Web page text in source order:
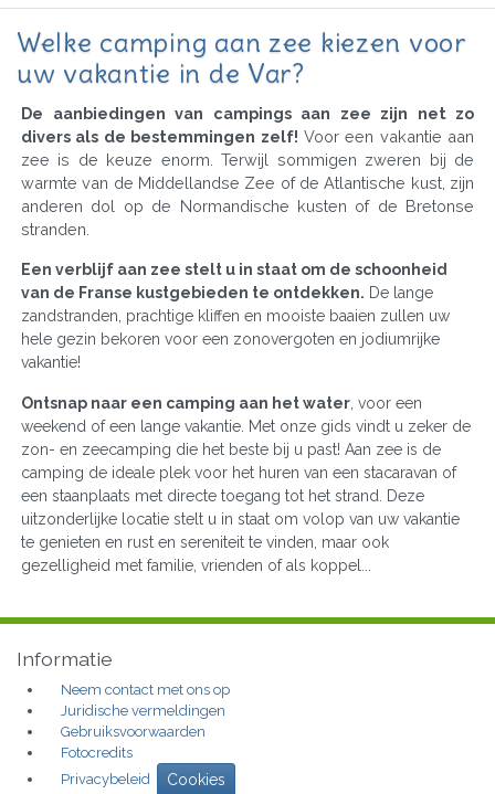
Welke camping aan zee kiezen voor
uw vakantie in de Var?
De aanbiedingen van campings aan zee zijn net zo
divers als de bestemmingen zelf! Voor een vakantie aan
zee is de keuze enorm. Terwijl sommigen zweren bij de
warmte van de Middellandse Zee of de Atlantische kust, zijn
anderen dol op de Normandische kusten of de Bretonse
stranden.
Een verblijf aan zee stelt u in staat om de schoonheid
van de Franse kustgebieden te ontdekken. De lange
zandstranden, prachtige kliffen en mooiste baaien zullen uw
hele gezin bekoren voor een zonovergoten en jodiumrijke
vakantie!
Ontsnap naar een camping aan het water , voor een
weekend of een lange vakantie. Met onze gids vindt u zeker de
zon- en zeecamping die het beste bij u past! Aan zee is de
camping de ideale plek voor het huren van een stacaravan of
een staanplaats met directe toegang tot het strand. Deze
uitzonderlijke locatie stelt u in staat om volop van uw vakantie
te genieten en rust en sereniteit te vinden, maar ook
gezelligheid met familie, vrienden of als koppel...
Informatie
Neem contact met ons op
Juridische vermeldingen
Gebruiksvoorwaarden
Fotocredits
Privacybeleid
Cookies